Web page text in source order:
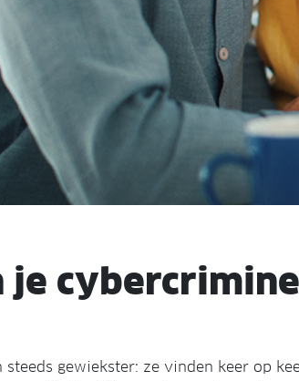
je
gewiekster: ze vinden keer op